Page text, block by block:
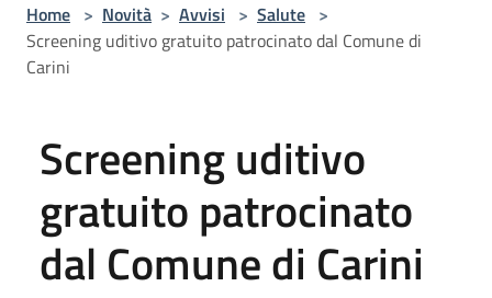
Home > Novità > Avvisi > Salute >
Screening uditivo gratuito patrocinato dal Comune di
Carini
Screening uditivo
gratuito patrocinato
dal Comune di Carini